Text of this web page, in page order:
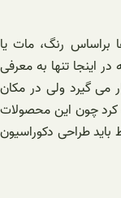
براساس رنگ، مات یا
اینجا تنها به معرفی
می گیرد ولی در مکان
کرد چون این محصولات
طراحی دکوراسیون